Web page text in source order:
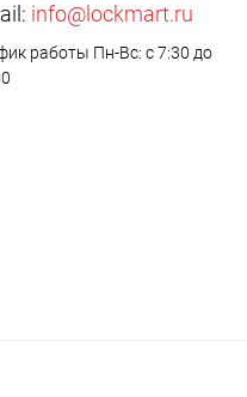
info@lockmart.ru
работы Пн-Вс: с 7:30 до